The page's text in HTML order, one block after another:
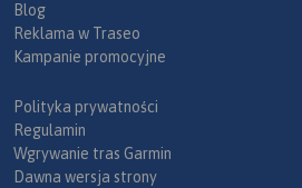
Blog
Reklama w Traseo
Kampanie promocyjne
Polityka prywatności
Regulamin
Wgrywanie tras Garmin
Dawna wersja strony